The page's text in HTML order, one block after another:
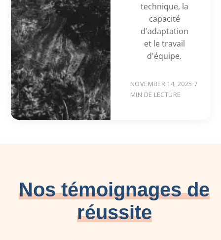
technique, la
capacité
d'adaptation
et le travail
d'équipe.
NOVEMBER 14, 2025·7
MIN DE LECTURE
Nos témoignages de
réussite